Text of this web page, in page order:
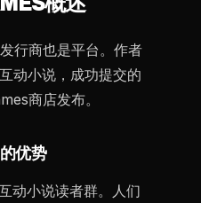
行商也是平台。作者
动小说，成功提交的
商店发布。
优势
动小说读者群。人们